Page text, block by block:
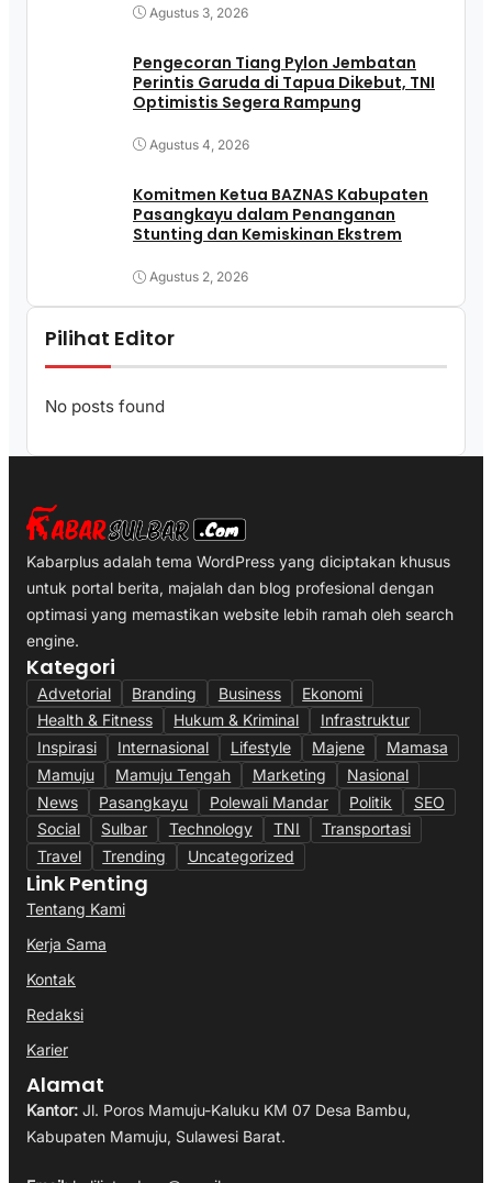
Agustus 3, 2026
Pengecoran Tiang Pylon Jembatan
Perintis Garuda di Tapua Dikebut, TNI
Optimistis Segera Rampung
Agustus 4, 2026
Komitmen Ketua BAZNAS Kabupaten
Pasangkayu dalam Penanganan
Stunting dan Kemiskinan Ekstrem
Agustus 2, 2026
Pilihat Editor
No posts found
Kabarplus adalah tema WordPress yang diciptakan khusus
untuk portal berita, majalah dan blog profesional dengan
optimasi yang memastikan website lebih ramah oleh search
engine.
Kategori
Advetorial Branding Business
Ekonomi
Health & Fitness
Hukum & Kriminal
Infrastruktur
Inspirasi
Internasional Lifestyle Majene
Mamasa
Mamuju
Mamuju Tengah Marketing
Nasional
News
Pasangkayu Polewali Mandar Politik
SEO
Social
Sulbar Technology TNI
Transportasi
Travel
Trending Uncategorized
Link Penting
Tentang Kami
Kerja Sama
Kontak
Redaksi
Karier
Alamat
Kantor: Jl. Poros Mamuju-Kaluku KM 07 Desa Bambu,
Kabupaten Mamuju, Sulawesi Barat.